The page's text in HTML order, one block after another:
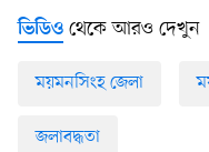
ভিডিও থেকে আরও দেখুন
ময়মনসিংহ জেলা
জলাবদ্ধতা